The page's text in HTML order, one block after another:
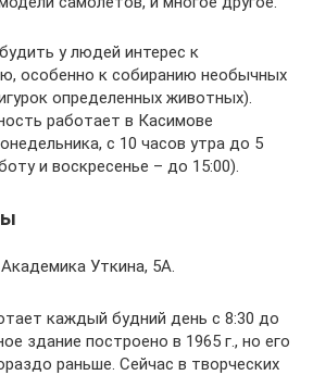
у людей интерес к
особенно к собиранию необычных
определенных животных).
работает в Касимове
с 10 часов утра до 5
и воскресенье – до 15:00).
Уткина, 5А.
каждый будний день с 8:30 до
здание построено в 1965 г., но его
раньше. Сейчас в творческих